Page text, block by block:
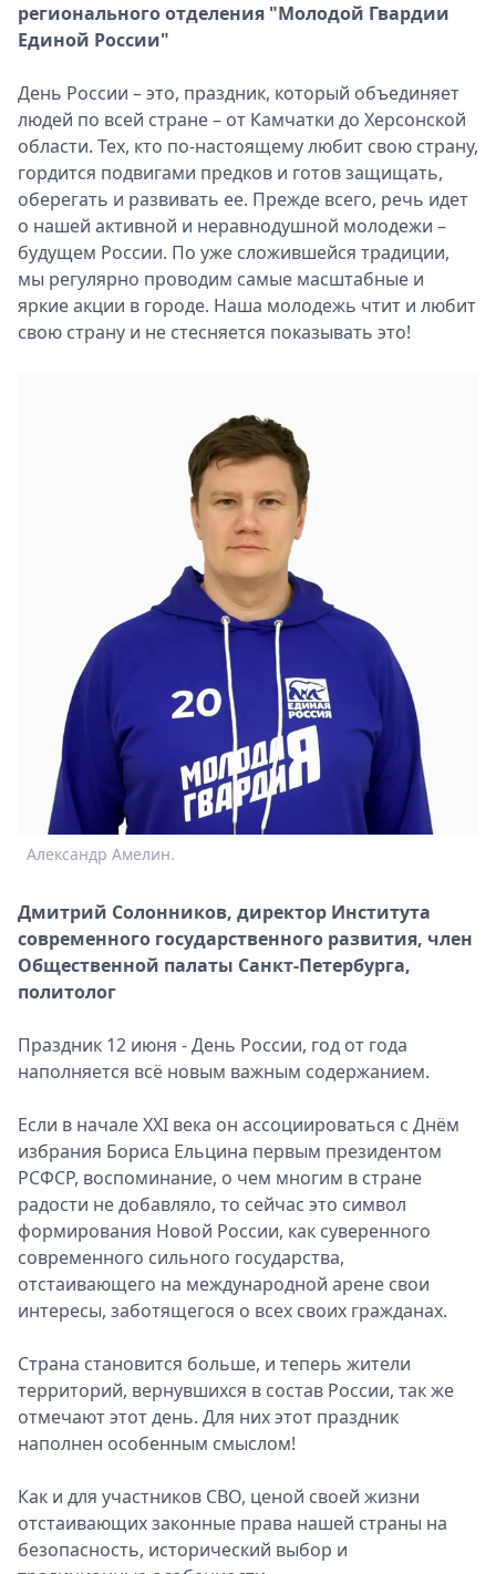
регионального отделения "Молодой Гвардии
Единой России"
День России – это, праздник, который объединяет
людей по всей стране – от Камчатки до Херсонской
области. Тех, кто по-настоящему любит свою страну,
гордится подвигами предков и готов защищать,
оберегать и развивать ее. Прежде всего, речь идет
о нашей активной и неравнодушной молодежи –
будущем России. По уже сложившейся традиции,
мы регулярно проводим самые масштабные и
яркие акции в городе. Наша молодежь чтит и любит
свою страну и не стесняется показывать это!
Александр Амелин.
Дмитрий Солонников, директор Института
современного государственного развития, член
Общественной палаты Санкт-Петербурга,
политолог
Праздник 12 июня - День России, год от года
наполняется всё новым важным содержанием.
Если в начале ХХI века он ассоциироваться с Днём
избрания Бориса Ельцина первым президентом
РСФСР, воспоминание, о чем многим в стране
радости не добавляло, то сейчас это символ
формирования Новой России, как суверенного
современного сильного государства,
отстаивающего на международной арене свои
интересы, заботящегося о всех своих гражданах.
Страна становится больше, и теперь жители
территорий, вернувшихся в состав России, так же
отмечают этот день. Для них этот праздник
наполнен особенным смыслом!
Как и для участников СВО, ценой своей жизни
отстаивающих законные права нашей страны на
безопасность, исторический выбор и